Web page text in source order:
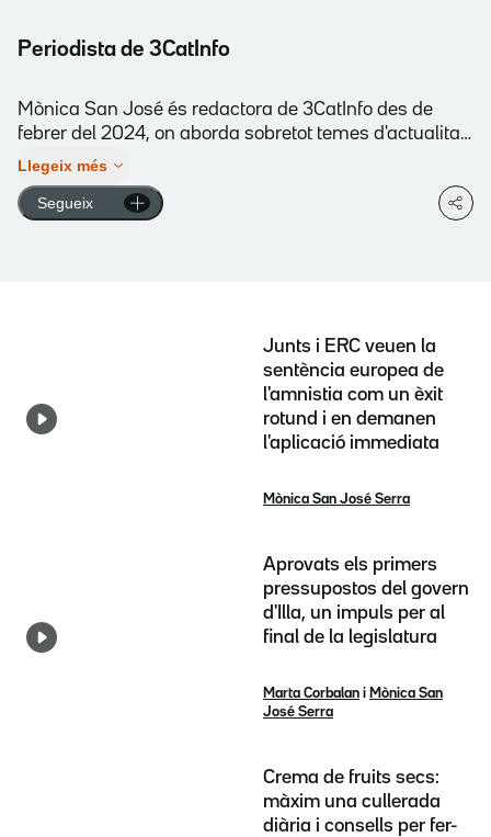
Periodista de 3CatInfo
Mònica San José és redactora de 3CatInfo des de
febrer del 2024, on aborda sobretot temes d'actualitat,
especialment de política, però també de societat i
internacional. Ha sigut cap d'edició i editora al canal
3/24, en diferents etapes, des del 2005, amb
ha passat també per les seccions de Política i
Economia, el programa "Parlament" o els equips
d'edició d'"Els matins" i de diferents edicions del
"Telenotícies".
Llegeix més
Segueix
Junts i ERC veuen la
sentència europea de
l'amnistia com un èxit
rotund i en demanen
l'aplicació immediata
Mònica San José Serra
Aprovats els primers
pressupostos del govern
d'Illa, un impuls per al
final de la legislatura
Marta Corbalan i Mònica San
José Serra
Crema de fruits secs:
màxim una cullerada
diària i consells per fer-